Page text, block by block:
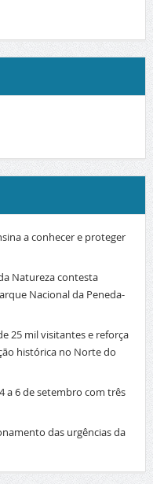
a conhecer e proteger
Natureza contesta
Nacional da Peneda-
25 mil visitantes e reforça
histórica no Norte do
a 6 de setembro com três
das urgências da